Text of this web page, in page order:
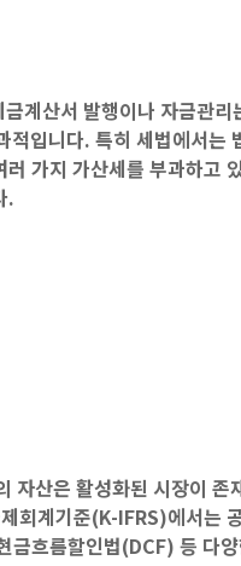
계산서 발행이나 자금관
입니다. 특히 세법에서
가지 가산세를 부과하고
.
산은 활성화된 시장이
회계기준(K-IFRS)에서는
흐름할인법(DCF) 등 다